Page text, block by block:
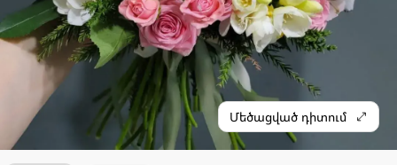
Մեծացված դիտում